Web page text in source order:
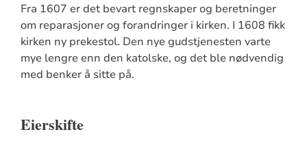
Fra 1607 er det bevart regnskaper og beretninger
om reparasjoner og forandringer i kirken. I 1608 fikk
kirken ny prekestol. Den nye gudstjenesten varte
mye lengre enn den katolske, og det ble nødvendig
med benker å sitte på.
Eierskifte